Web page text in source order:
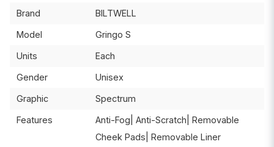
Brand BILTWELL
Model Gringo S
Units Each
Gender Unisex
Graphic Spectrum
Features
Anti-Fog| Anti-Scratch| Removable
Cheek Pads| Removable Liner